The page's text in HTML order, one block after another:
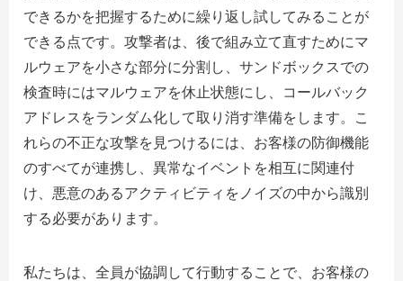
できるかを把握するために繰り返し試してみることが
できる点です。攻撃者は、後で組み立て直すためにマ
ルウェアを小さな部分に分割し、サンドボックスでの
検査時にはマルウェアを休止状態にし、コールバック
アドレスをランダム化して取り消す準備をします。こ
れらの不正な攻撃を見つけるには、お客様の防御機能
のすべてが連携し、異常なイベントを相互に関連付
け、悪意のあるアクティビティをノイズの中から識別
する必要があります。
私たちは、全員が協調して行動することで、お客様の